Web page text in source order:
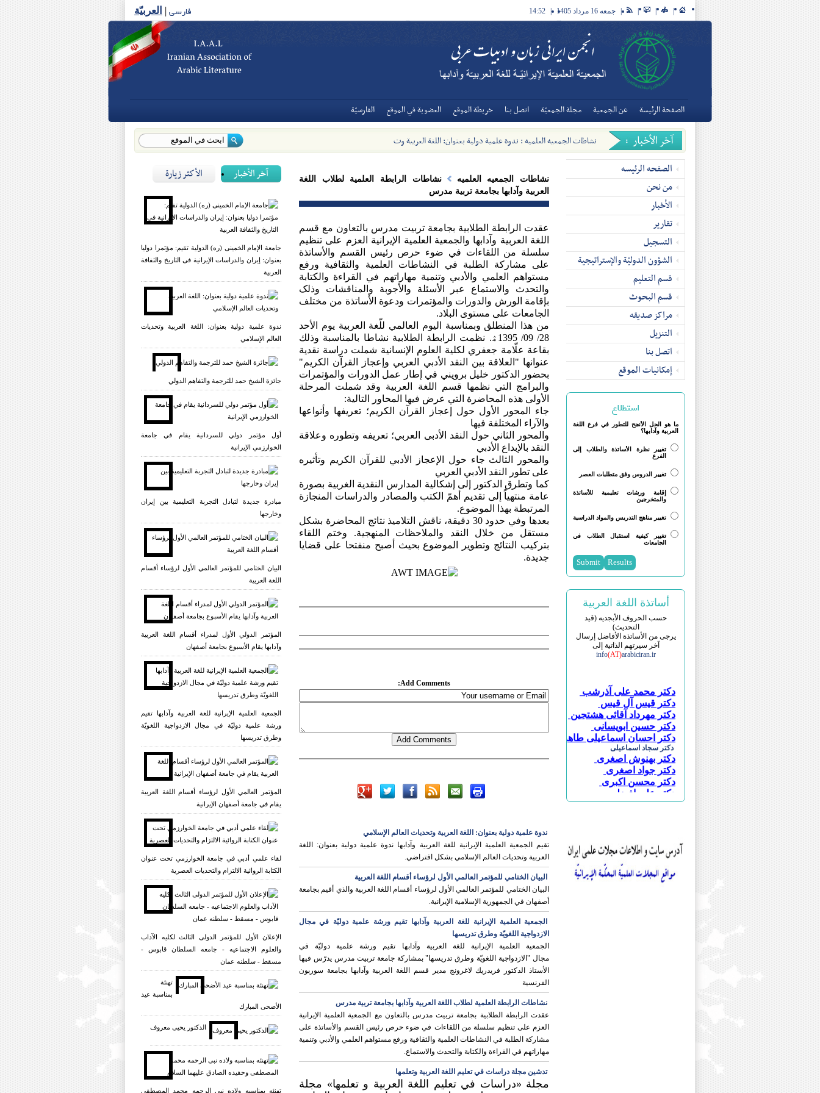
جمعه 16 مرداد 1405 14:52 فارسی | العربیّة
الصفحة الرئيسة عن الجمعية مجلة الجمعيّة اتصل بنا خريطة الموقع العضوية في الموقع الفارسيّة
نشاطات الجمعیه العلمیه : ندوة علمية دولية بعنوان: اللغة العربية وتحديات العالم الإسلامي
الصفحه الرئیسه
من نحن
الأخبار
تقاریر
التسجیل
الشؤون الدوليّة والإستراتيجية
قسم التعلیم
قسم البحوث
مراکز صدیقه
التنزیل
اتصل بنا
إمکانیات الموقع
استطلاع
ما هو الحل الأنجح للتطور في فرع اللغة
العربية وآدابها؟
تغيير نظرة الأساتذة والطلاب إلى
الفرع
تغيير الدروس وفق متطلبات العصر
إقامة ورشات تعليمية للأساتذة
والمتخرجين
تغيير مناهج التدريس والمواد الدراسية
تغيير كيفية استقبال الطلاب في
الجامعات
أساتذة اللغة العربية
حسب الحروف الأبجدیه (قید
التحدیث)
یرجی من الأساتذة الأفاضل إرسال
آخر سیرتهم الذاتیة إلی
info(AT)arabiciran.ir
دکتر محمد علی آذرشب
دکتر قیس آل قیس
دکتر مهرداد آقائی هشتجین
دکتر حسین ابویسانی
دکتر احسان اسماعیلی طاهری
دکتر سجاد اسماعیلی
دکتر بهنوش اصغری
دکتر جواد اصغری
دکتر محسن اکبری
دکتر علی افضلی
دکتر عباس اقبالی
دکتر خلیل پروینی
دکتر یدالله پشابادی
دکتر مریم جلائی
دکتر علی اصغر حبیبی
نشاطات الجمعیه العلمیه
نشاطات الرابطة العلمية لطلاب اللغة
العربية وآدابها بجامعة تربية مدرس
عقدت الرابطة الطلابیة بجامعة تربیت مدرس بالتعاون مع قسم
اللغة العربیة وآدابها والجمعیة العلمیة الإیرانیة العزم علی تنظیم
سلسلة من اللقاءات في ضوء حرص رئیس القسم والأساتذة
علی مشارکة الطلبة في النشاطات العلمیة والثقافیة ورفع
مستواهم العلمي والأدبي وتنمیة مهاراتهم في القراءة والکتابة
والتحدث والاستماع عبر الأسئلة والأجوبة والمناقشات وذلک
بإقامة الورش والدورات والمؤتمرات ودعوة الأساتذة من مختلف
الجامعات علی مستوی البلاد.
من هذا المنطلق وبمناسبة اليوم العالمي للّغة العربیة یوم الأحد
28/ 09/ 1395ۿ. نظمت الرابطة الطلابیة نشاطا بالمناسبة وذلك
بقاعة علّامة جعفري لکلیة العلوم الإنسانیة شملت دراسة نقدية
عنوانها "العلاقة بین النقد الأدبي العربي وإعجاز القرآن الکریم"
بحضور الدکتور خلیل برویني في إطار عمل الدورات والمؤتمرات
والبرامج التي نظمها قسم اللغة العربیة وقد شملت المرحلة
الأولى هذه المحاضرة التي عرض فيها المحاور التالية:
جاء المحور الأول حول إعجاز القرآن الکریم؛ تعریفها وأنواعها
والآراء المختلفة فیها
والمحور الثاني حول النقد الأدبی العربي؛ تعریفه وتطوره وعلاقة
النقد بالإبداع الأدبي
والمحور الثالث جاء حول الإعجاز الأدبي للقرآن الکریم وتأثیره
علی تطور النقد الأدبي العربي
کما وتطرق الدکتور إلی إشکالیة المدارس النقدیة الغربیة بصورة
عامة منتهیاً إلی تقدیم أهمّ الکتب والمصادر والدراسات المنجازة
المرتبطة بهذا الموضوع.
بعدها وفي حدود 30 دقیقة، ناقش التلاميذ نتائج المحاضرة بشكل
مستقل من خلال النقد والملاحظات المنهجية. وختم اللقاء
بتركيب النتائج وتطوير الموضوع بحيث أصبح منفتحا على قضايا
جديدة.
Add Comments:
ندوة علمية دولية بعنوان: اللغة العربية وتحديات العالم الإسلامي
تقيم الجمعية العلمية الإيرانية للغة العربية وآدابها ندوة علمية دولية بعنوان: اللغة
العربية وتحديات العالم الإسلامي بشكل افتراضي.
البیان الختامي للمؤتمر العالمي الأول لرؤساء أقسام اللغة العربية
البیان الختامي للمؤتمر العالمي الأول لرؤساء أقسام اللغة العربية والذي أقيم بجامعة
أصفهان في الجمهورية الإسلامية الإيرانية.
الجمعية العلمية الإيرانية للغة العربية وآدابها تقيم ورشة علمية دوليّة في مجال
الازدواجية اللغويّة وطرق تدريسها
الجمعية العلمية الإيرانية للغة العربية وآدابها تقيم ورشة علمية دوليّة في
مجال "الازدواجية اللغويّة وطرق تدريسها" بمشاركة جامعة تربيت مدرس يدرّس فيها
الأستاذ الدکتور فريدريك لاغرونج مدير قسم اللغة العربية وآدابها بجامعة سوربون
الفرنسية
نشاطات الرابطة العلمية لطلاب اللغة العربية وآدابها بجامعة تربية مدرس
عقدت الرابطة الطلابیة بجامعة تربیت مدرس بالتعاون مع الجمعیة العلمیة الإیرانیة
العزم علی تنظیم سلسلة من اللقاءات في ضوء حرص رئیس القسم والأساتذة علی
مشارکة الطلبة في النشاطات العلمیة والثقافیة ورفع مستواهم العلمي والأدبي وتنمیة
مهاراتهم في القراءة والکتابة والتحدث والاستماع.
تدشين مجلة دراسات في تعليم اللغة العربية وتعلمها
مجلة «دراسات في تعلیم اللغة العربیة و تعلمها» مجلة
آخر الأخبار الأكثر زيارة
جامعة الإمام الخمینی (ره) الدولیة تقیم: مؤتمرا دولیا
بعنوان: إیران والدراسات الإیرانیة فی التاریخ والثفافة
العربیة
ندوة علمية دولية بعنوان: اللغة العربية وتحديات
العالم الإسلامي
جائزة الشيخ حمد للترجمة والتفاهم الدولي
أول مؤتمر دولي للسردانية يقام في جامعة
الخوارزمي الإيرانية
مبادرة جديدة لتبادل التجربة التعليمية بين إيران
وخارجها
البیان الختامي للمؤتمر العالمي الأول لرؤساء أقسام
اللغة العربية
المؤتمر الدولي الأول لمدراء أقسام اللغة العربية
وآدابها يقام الأسبوع بجامعة أصفهان
الجمعية العلمية الإيرانية للغة العربية وآدابها تقيم
ورشة علمية دوليّة في مجال الازدواجية اللغويّة
وطرق تدريسها
المؤتمر العالمي الأول لرؤساء أقسام اللغة العربية
يقام في جامعة أصفهان الإيرانية
لقاء علمي أدبي في جامعة الخوارزمي تحت عنوان
الكتابة الروائية الالتزام والتحديات العصرية
الإعلان الأول للمؤتمر الدولی الثالث لکلیه الآداب
والعلوم الاجتماعیه - جامعه السلطان قابوس -
مسقط - سلطنه عمان
تهنئة
بمناسبة عيد
الأضحى المبارك
الدکتور یحیی معروف
تهنئه بمناسبه ولاده نبی الرحمه محمد المصطفی